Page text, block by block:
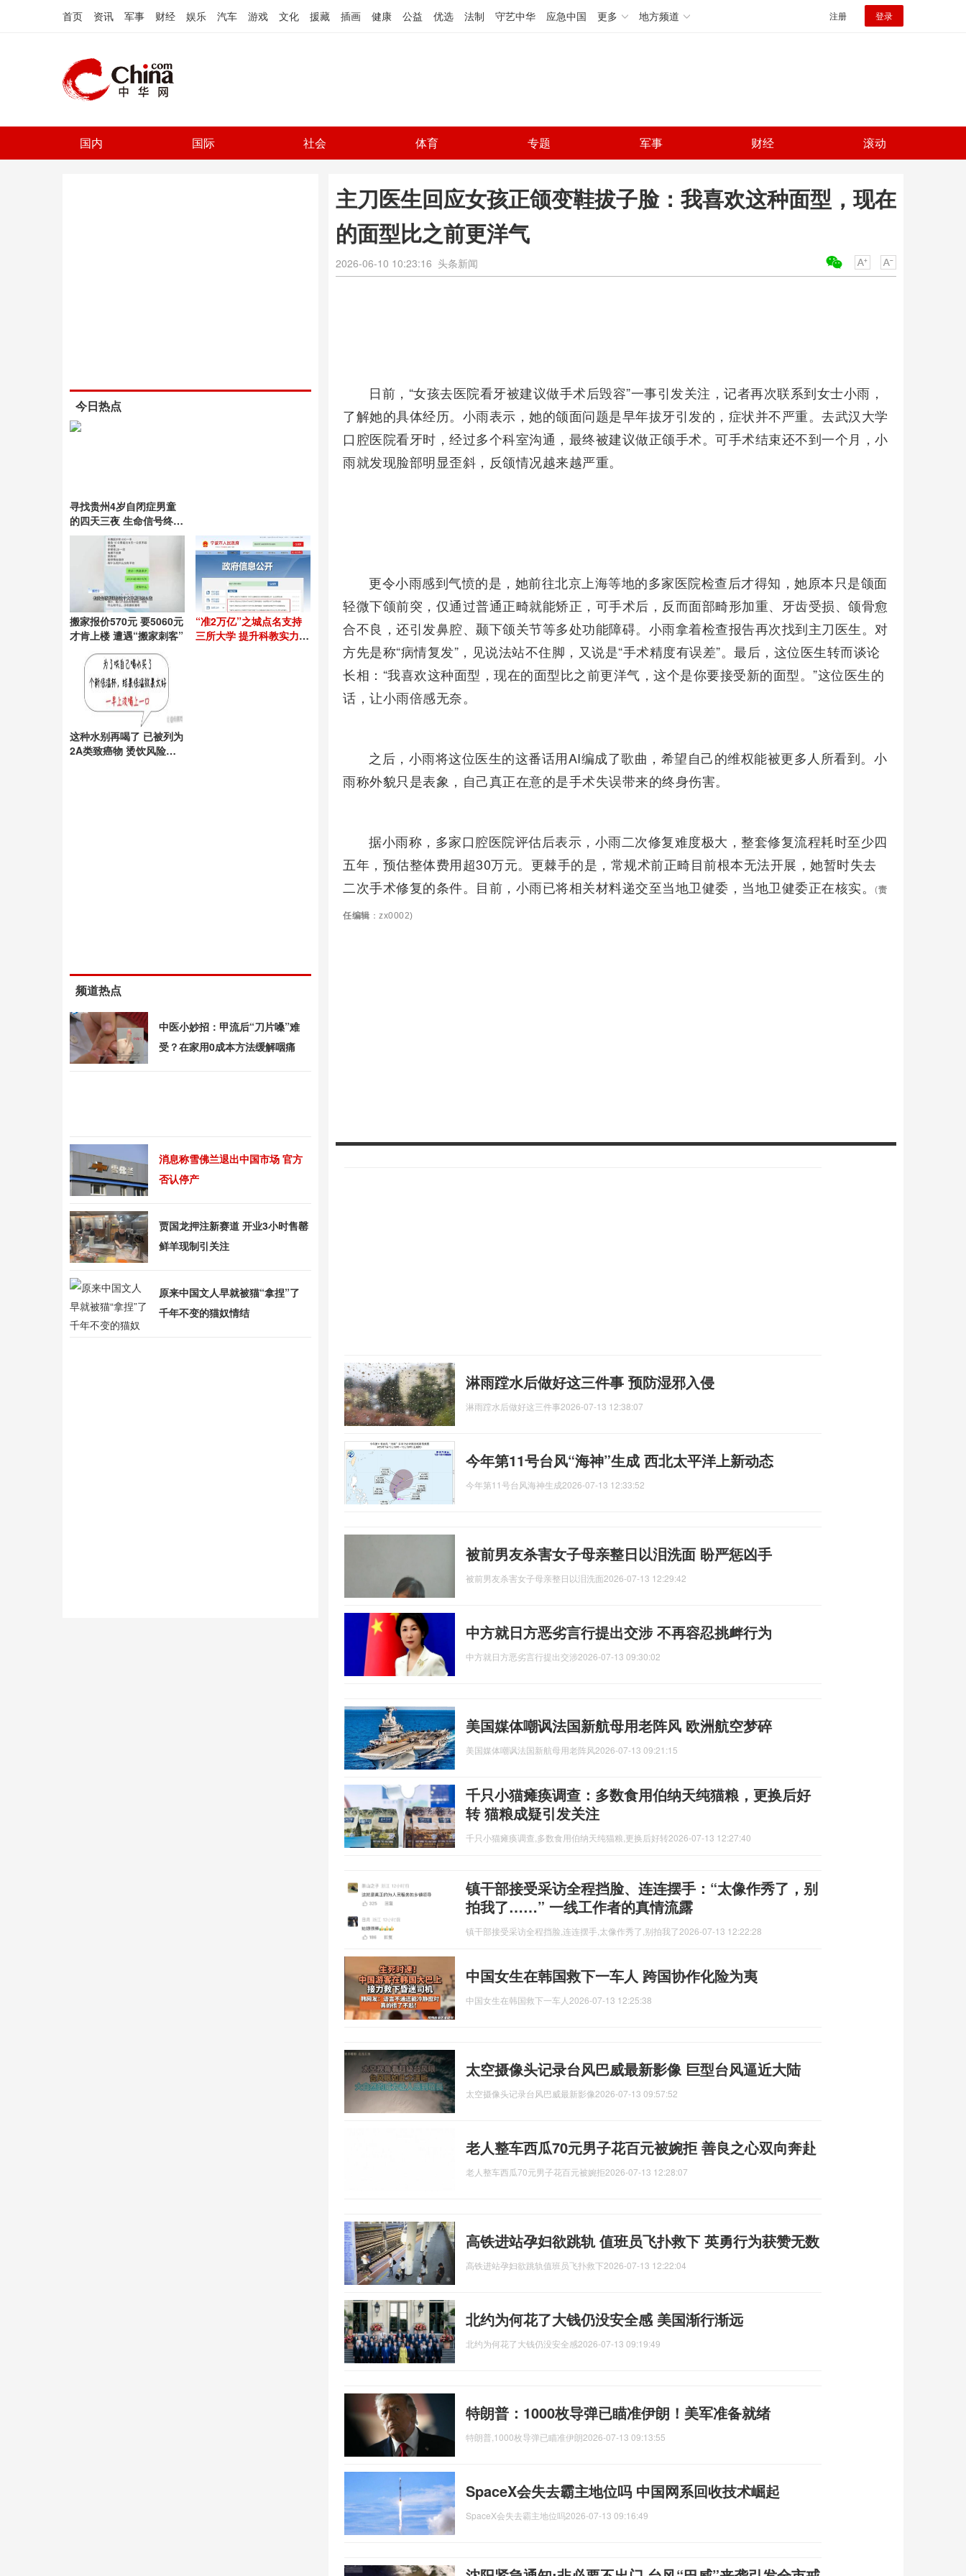
首页 资讯 军事 财经 娱乐 汽车 游戏 文化 援藏 插画 健康 公益 优选 法制 守艺中华 应急中国 更多 地方频道 注册 登录
国内 国际 社会 体育 专题 军事 财经 滚动
主刀医生回应女孩正颌变鞋拔子脸：我喜欢这种面型，现在
的面型比之前更洋气
2026-06-10 10:23:16 头条新闻
日前，“女孩去医院看牙被建议做手术后毁容”一事引发关注，记者再次联系到女士小雨，
了解她的具体经历。小雨表示，她的颌面问题是早年拔牙引发的，症状并不严重。去武汉大学
口腔医院看牙时，经过多个科室沟通，最终被建议做正颌手术。可手术结束还不到一个月，小
雨就发现脸部明显歪斜，反颌情况越来越严重。
更令小雨感到气愤的是，她前往北京上海等地的多家医院检查后才得知，她原本只是颌面
轻微下颌前突，仅通过普通正畸就能矫正，可手术后，反而面部畸形加重、牙齿受损、颌骨愈
合不良，还引发鼻腔、颞下颌关节等多处功能障碍。小雨拿着检查报告再次找到主刀医生。对
方先是称“病情复发”，见说法站不住脚，又说是“手术精度有误差”。最后，这位医生转而谈论
长相：“我喜欢这种面型，现在的面型比之前更洋气，这个是你要接受新的面型。”这位医生的
话，让小雨倍感无奈。
之后，小雨将这位医生的这番话用AI编成了歌曲，希望自己的维权能被更多人所看到。小
雨称外貌只是表象，自己真正在意的是手术失误带来的终身伤害。
据小雨称，多家口腔医院评估后表示，小雨二次修复难度极大，整套修复流程耗时至少四
五年，预估整体费用超30万元。更棘手的是，常规术前正畸目前根本无法开展，她暂时失去
二次手术修复的条件。目前，小雨已将相关材料递交至当地卫健委，当地卫健委正在核实。
(责
任编辑 ：zx0002)
淋雨蹚水后做好这三件事 预防湿邪入侵
淋雨蹚水后做好这三件事2026-07-13 12:38:07
今年第11号台风“海神”生成 西北太平洋上新动态
今年第11号台风海神生成2026-07-13 12:33:52
被前男友杀害女子母亲整日以泪洗面 盼严惩凶手
被前男友杀害女子母亲整日以泪洗面2026-07-13 12:29:42
中方就日方恶劣言行提出交涉 不再容忍挑衅行为
中方就日方恶劣言行提出交涉2026-07-13 09:30:02
美国媒体嘲讽法国新航母用老阵风 欧洲航空梦碎
美国媒体嘲讽法国新航母用老阵风2026-07-13 09:21:15
千只小猫瘫痪调查：多数食用伯纳天纯猫粮，更换后好
转 猫粮成疑引发关注
千只小猫瘫痪调查,多数食用伯纳天纯猫粮,更换后好转2026-07-13 12:27:40
镇干部接受采访全程挡脸、连连摆手：“太像作秀了，别
拍我了……” 一线工作者的真情流露
镇干部接受采访全程挡脸,连连摆手,太像作秀了,别拍我了2026-07-13 12:22:28
中国女生在韩国救下一车人 跨国协作化险为夷
中国女生在韩国救下一车人 2026-07-13 12:25:38
太空摄像头记录台风巴威最新影像 巨型台风逼近大陆
太空摄像头记录台风巴威最新影像2026-07-13 09:57:52
老人整车西瓜70元男子花百元被婉拒 善良之心双向奔赴
老人整车西瓜70元男子花百元被婉拒2026-07-13 12:28:07
高铁进站孕妇欲跳轨 值班员飞扑救下 英勇行为获赞无数
高铁进站孕妇欲跳轨值班员飞扑救下2026-07-13 12:22:04
北约为何花了大钱仍没安全感 美国渐行渐远
北约为何花了大钱仍没安全感2026-07-13 09:19:49
特朗普：1000枚导弹已瞄准伊朗！美军准备就绪
特朗普,1000枚导弹已瞄准伊朗2026-07-13 09:13:55
SpaceX会失去霸主地位吗 中国网系回收技术崛起
SpaceX会失去霸主地位吗2026-07-13 09:16:49
今日热点
寻找贵州4岁自闭症男童
的四天三夜 生命信号终被
锁定
搬家报价570元 要5060元
才肯上楼 遭遇“搬家刺客”
“准2万亿”之城点名支持
三所大学 提升科教实力助
这种水别再喝了 已被列为
2A类致癌物 烫饮风险需
频道热点
中医小妙招：甲流后“刀片嗓”难
受？在家用0成本方法缓解咽痛
消息称雪佛兰退出中国市场 官方
否认停产
贾国龙押注新赛道 开业3小时售罄
鲜羊现制引关注
原来中国文人早就被猫“拿捏”了
千年不变的猫奴情结